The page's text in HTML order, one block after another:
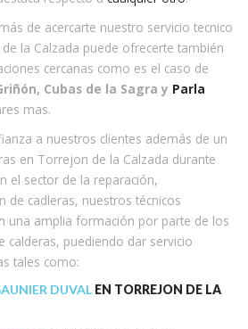
de acercarte nuestro servicio tecnico
la Calzada puede ofrecerte también
cercanas como es el caso de
Cubas de la Sagra y Parla
mas.
a nuestros clientes además de un
en Torrejon de la Calzada durante
el sector de la reparación,
de cadleras, nuestros técnicos
una amplia formación por parte de los
calderas, puediendo dar servicio
tales como:
DUVAL EN TORREJON DE LA